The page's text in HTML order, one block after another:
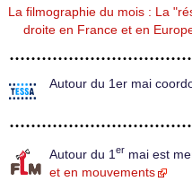
La filmographie du mois : La
droite en France et en
Autour du 1er mai
Autour du 1 er mai est
et en mouvements